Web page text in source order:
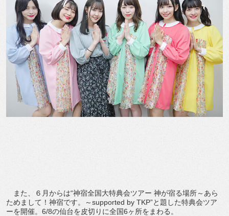
また、６月からは“神宿全国大特典会ツアー 神が宿る場所～あら
ためまして！神宿です。～supported by TKP”と題した特典会ツア
ーを開催。6/8の仙台を皮切りに全国6ヶ所をまわる。